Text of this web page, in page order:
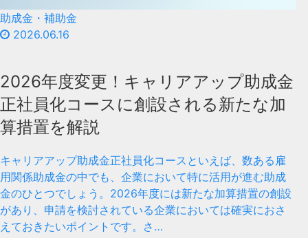
助成金・補助金
2026.06.16
2026年度変更！キャリアアップ助成金
正社員化コースに創設される新たな加
算措置を解説
キャリアアップ助成金正社員化コースといえば、数ある雇
用関係助成金の中でも、企業において特に活用が進む助成
金のひとつでしょう。2026年度には新たな加算措置の創設
があり、申請を検討されている企業においては確実におさ
えておきたいポイントです。さ…